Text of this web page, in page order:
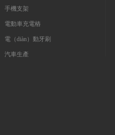
手機支架
電動車充電樁
電（diàn）動牙刷
汽車生產